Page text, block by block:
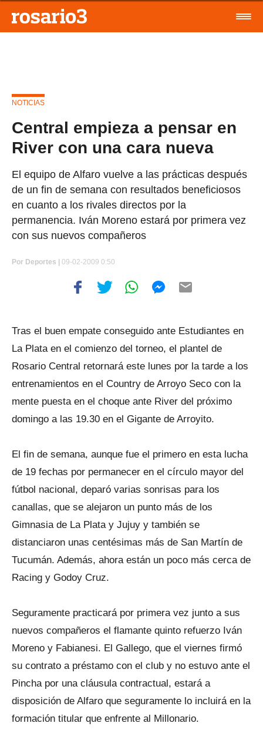
NOTICIAS
Central empieza a pensar en
River con una cara nueva
El equipo de Alfaro vuelve a las prácticas después
de un fin de semana con resultados beneficiosos
en cuanto a los rivales directos por la
permanencia. Iván Moreno estará por primera vez
con sus nuevos compañeros
Por Deportes | 09-02-2009 0:50
Tras el buen empate conseguido ante Estudiantes en
La Plata en el comienzo del torneo, el plantel de
Rosario Central retornará este lunes por la tarde a los
entrenamientos en el Country de Arroyo Seco con la
mente puesta en el choque ante River del próximo
domingo a las 19.30 en el Gigante de Arroyito.
El fin de semana, aunque fue el primero en esta lucha
de 19 fechas por permanecer en el círculo mayor del
fútbol nacional, deparó varias sonrisas para los
canallas, que se alejaron un punto más de los
Gimnasia de La Plata y Jujuy y también se
distanciaron unas centésimas más de San Martín de
Tucumán. Además, ahora están un poco más cerca de
Racing y Godoy Cruz.
Seguramente practicará por primera vez junto a sus
nuevos compañeros el flamante quinto refuerzo Iván
Moreno y Fabianesi. El Gallego, que el viernes firmó
su contrato a préstamo con el club y no estuvo ante el
Pincha por una cláusula contractual, estará a
disposición de Alfaro que seguramente lo incluirá en la
formación titular que enfrente al Millonario.